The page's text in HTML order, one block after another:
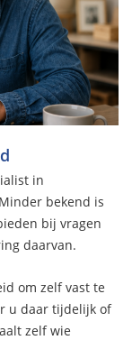
in
bekend is
bij vragen
daarvan.
om zelf vast te
u daar tijdelijk of
zelf wie